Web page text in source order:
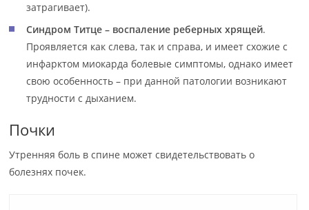
затрагивает).
Синдром Титце – воспаление реберных хрящей.
Проявляется как слева, так и справа, и имеет схожие с
инфарктом миокарда болевые симптомы, однако имеет
свою особенность – при данной патологии возникают
трудности с дыханием.
Почки
Утренняя боль в спине может свидетельствовать о
болезнях почек.